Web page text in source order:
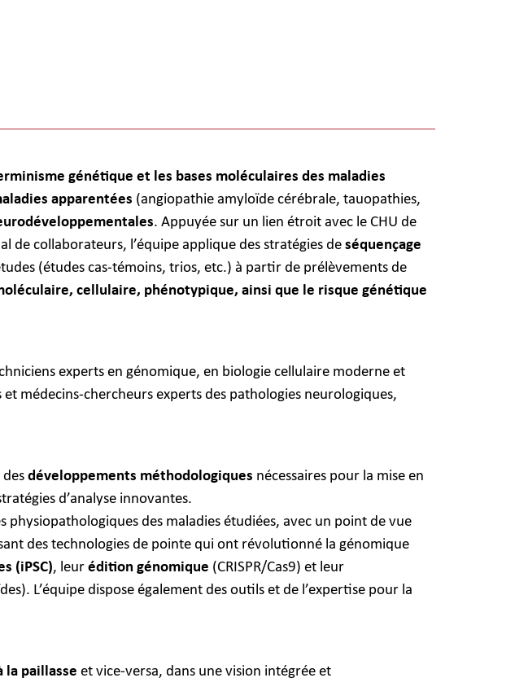
génétique et les bases moléculaires des maladies
apparentées (angiopathie amyloïde cérébrale, tauopathies,
. Appuyée sur un lien étroit avec le CHU de
de collaborateurs, l’équipe applique des stratégies deséquençage
(études cas-témoins, trios, etc.) à partir de prélèvements de
cellulaire, phénotypique, ainsi que le risque génétique
experts en génomique, en biologie cellulaire moderne et
médecins-chercheurs experts des pathologies neurologiques,
desdéveloppements méthodologiques nécessaires pour la mise en
d’analyse innovantes.
physiopathologiques des maladies étudiées, avec un point de vue
des technologies de pointe qui ont révolutionné la génomique
(iPSC), leurédition génomique (CRISPR/Cas9) et leur
L’équipe dispose également des outils et de l’expertise pour la
la paillasse et vice-versa, dans une vision intégrée et